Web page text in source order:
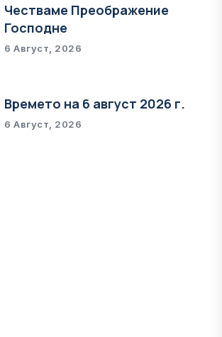
Честваме Преображение
Господне
6 Август, 2026
Времето на 6 август 2026 г.
6 Август, 2026